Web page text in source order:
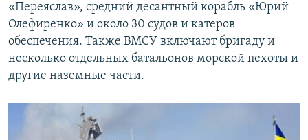
«Переяслав», средний десантный корабль «Юрий
Олефиренко» и около 30 судов и катеров
обеспечения. Также ВМСУ включают бригаду и
несколько отдельных батальонов морской пехоты и
другие наземные части.